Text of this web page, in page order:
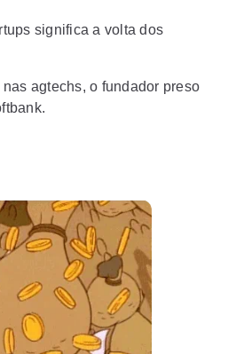
significa a volta dos
agtechs, o fundador preso